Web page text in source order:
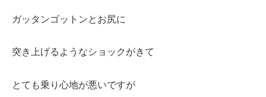
ガッタンゴットンと お尻に
突き上げるようなショックがきて
とても乗り心地が悪いですが